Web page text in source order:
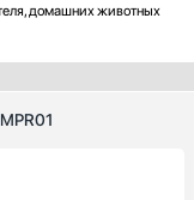
домашних животных